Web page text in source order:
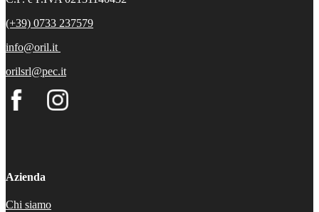
(+39) 0733 237579
info@oril.it
orilsrl@pec.it
Azienda
Chi siamo